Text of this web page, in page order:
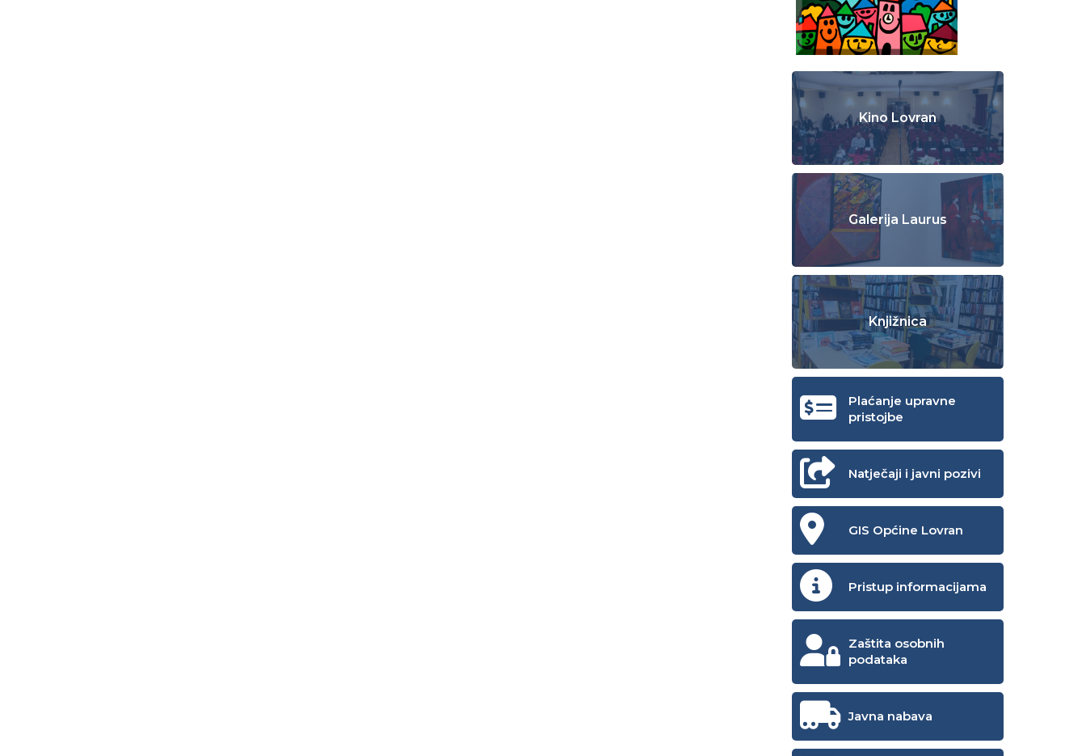
Kino Lovran
Galerija Laurus
Knjižnica
Plaćanje upravne
pristojbe
Natječaji i javni pozivi
GIS Općine Lovran
Pristup informacijama
Zaštita osobnih
podataka
Javna nabava